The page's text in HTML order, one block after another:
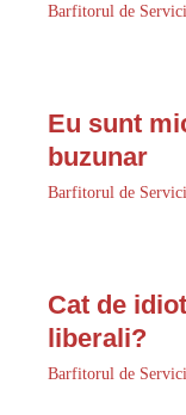
Barfitorul de
Eu sunt
buzunar
Barfitorul de
Cat de
liberali?
Barfitorul de